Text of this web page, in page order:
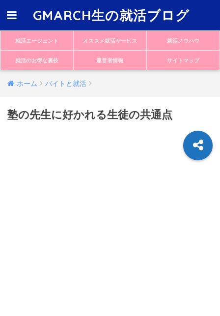
GMARCH生の就活ブログ
就活エージェント オススメ就活サービス 就活ノウハウ
就活のお得な裏技 運営者情報 サイトマップ
ホーム バイトと就活
塾の先生に好かれる生徒の共通点